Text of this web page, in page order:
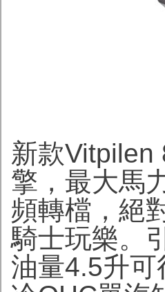
新款Vitpilen
擎，最大馬
頻轉檔，絕
騎士玩樂。
油量4.5升